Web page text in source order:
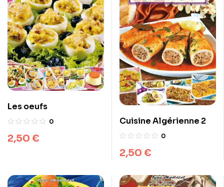
Les oeufs
0
2,50 €
Cuisine Algérienne 2
0
2,50 €